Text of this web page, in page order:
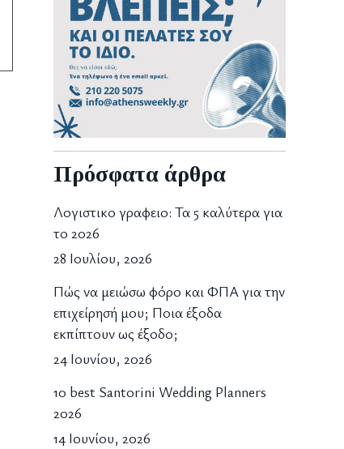
Πρόσφατα άρθρα
Λογιστικο γραφειο: Τα 5 καλύτερα για
το 2026
28 Ιουλίου, 2026
Πώς να μειώσω φόρο και ΦΠΑ για την
επιχείρησή μου; Ποια έξοδα
εκπίπτουν ως έξοδο;
24 Ιουνίου, 2026
10 best Santorini Wedding Planners
2026
14 Ιουνίου, 2026